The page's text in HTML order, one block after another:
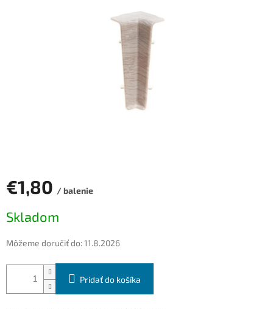
€1,80 / balenie
cena:
Skladom
Môžeme doručiť do:11.8.2026
Pridať do košíka